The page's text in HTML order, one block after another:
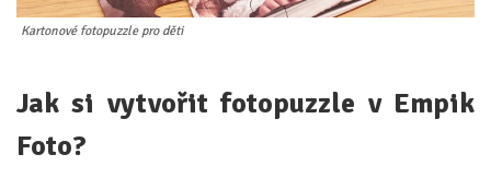
Kartonové fotopuzzle pro děti
Jak si vytvořit fotopuzzle v Empik
Foto?